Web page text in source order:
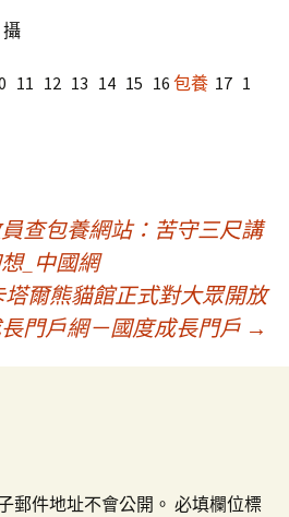
攝
12 13 14 15 16 包養 17 1
查包養網站：苦守三尺講
_中國網
爾熊貓館正式對大眾開放
長門戶網－國度成長門戶 →
郵件地址不會公開。 必填欄位標